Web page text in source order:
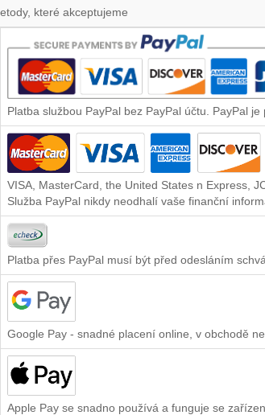
které akceptujeme
Platba službou PayPal bez PayPal účtu. PayPal
VISA, MasterCard, the United States n Express,
Služba PayPal nikdy neodhalí vaše finanční
Platba přes PayPal musí být před odesláním
Google Pay - snadné placení online, v obchodě
Apple Pay se snadno používá a funguje se